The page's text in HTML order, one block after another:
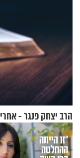
הרב יצחק פנגר -